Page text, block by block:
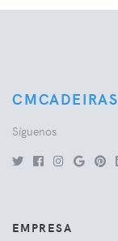
CMCADEIRAS
Síguenos
EMPRESA